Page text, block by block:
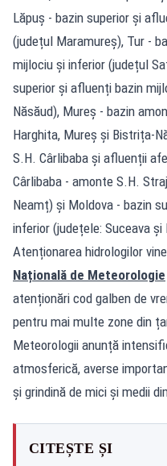
Lăpuș - bazin superior și
(județul Maramureș), Tur -
mijlociu și inferior (județul
superior și afluenți bazin
Năsăud), Mureș - bazin
Harghita, Mureș și Bistrița-
S.H. Cârlibaba și afluenții
Cârlibaba - amonte S.H.
Neamț) și Moldova - bazin
inferior (județele: Suceava și
Atenționarea hidrologilor
Națională de Meteorologie
atenționări cod galben de
pentru mai multe zone din
Meteorologii anunță
atmosferică, averse
și grindină de mici și medii
CITEȘTE ȘI